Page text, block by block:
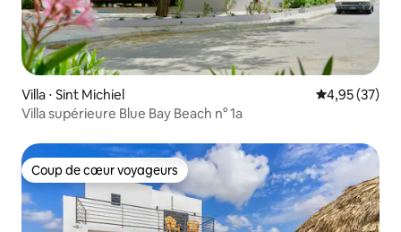
Villa ⋅ Sint Michiel Évaluation
4,95 (37)
Villa supérieure Blue Bay Beach n° 1a
Coup de cœur voyageurs
Coup de cœur voyageurs